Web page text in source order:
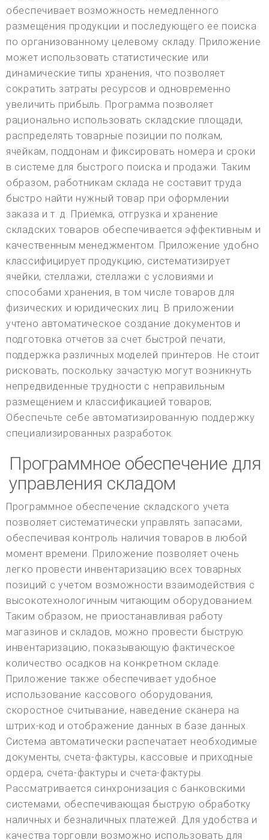
обеспечивает возможность немедленного
размещения продукции и последующего ее поиска
по организованному целевому складу. Приложение
может использовать статистические или
динамические типы хранения, что позволяет
сократить затраты ресурсов и одновременно
увеличить прибыль. Программа позволяет
рационально использовать складские площади,
распределять товарные позиции по полкам,
ячейкам, поддонам и фиксировать номера и сроки
в системе для быстрого поиска и продажи. Таким
образом, работникам склада не составит труда
быстро найти нужный товар при оформлении
заказа и т. д. Приемка, отгрузка и хранение
складских товаров обеспечивается эффективным и
качественным менеджментом. Приложение удобно
классифицирует продукцию, систематизирует
ячейки, стеллажи, стеллажи с условиями и
способами хранения, в том числе товаров для
физических и юридических лиц. В приложении
учтено автоматическое создание документов и
подготовка отчетов за счет быстрой печати,
поддержка различных моделей принтеров. Не стоит
рисковать, поскольку зачастую могут возникнуть
непредвиденные трудности с неправильным
размещением и классификацией товаров;
Обеспечьте себе автоматизированную поддержку
специализированных разработок.
Программное обеспечение для
управления складом
Программное обеспечение складского учета
позволяет систематически управлять запасами,
обеспечивая контроль наличия товаров в любой
момент времени. Приложение позволяет очень
легко провести инвентаризацию всех товарных
позиций с учетом возможности взаимодействия с
высокотехнологичным читающим оборудованием.
Таким образом, не приостанавливая работу
магазинов и складов, можно провести быструю
инвентаризацию, показывающую фактическое
количество осадков на конкретном складе.
Приложение также обеспечивает удобное
использование кассового оборудования,
скоростное считывание, наведение сканера на
штрих-код и отображение данных в базе данных.
Система автоматически распечатает необходимые
документы, счета-фактуры, кассовые и приходные
ордера, счета-фактуры и счета-фактуры.
Рассматривается синхронизация с банковскими
системами, обеспечивающая быструю обработку
наличных и безналичных платежей. Для удобства и
качества торговли возможно использовать для